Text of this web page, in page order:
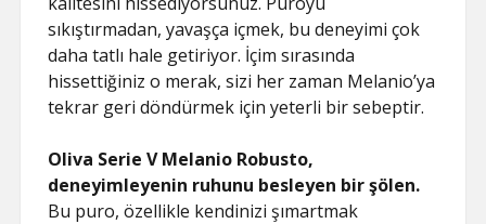
sıkıştırmadan, yavaşça içmek, bu deneyimi çok
daha tatlı hale getiriyor. İçim sırasında
hissettiğiniz o merak, sizi her zaman Melanio’ya
tekrar geri döndürmek için yeterli bir sebeptir.
Oliva Serie V Melanio Robusto,
deneyimleyenin ruhunu besleyen bir şölen.
Bu puro, özellikle kendinizi şımartmak